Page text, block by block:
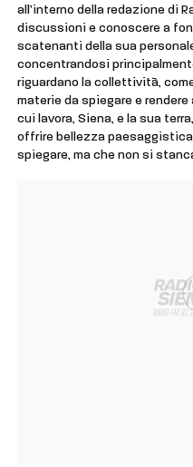
all’interno della redazione di
discussioni e conoscere a
scatenanti della sua
concentrandosi
riguardano la collettività,
materie da spiegare e
cui lavora, Siena, e la sua
offrire bellezza
spiegare, ma che non si